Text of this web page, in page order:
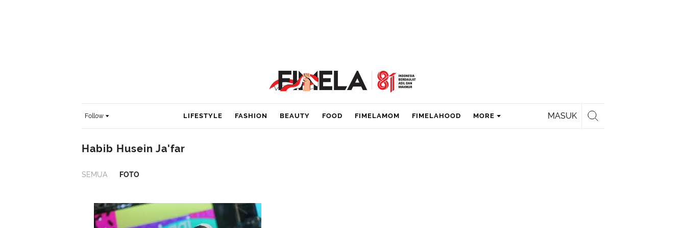
Follow MASUK
LIFESTYLE FASHION BEAUTY FOOD FIMELAMOM FIMELAHOOD MORE
Habib Husein Ja'far
SEMUA FOTO